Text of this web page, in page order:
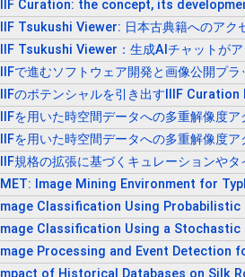
IIIF Curation: the concept, its
IIIF Tsukushi Viewer: 日本古典籍へのア
IIIF Tsukushi Viewer：生成AIチャットが
IIIFで進むソフトウェア開発と画像公開プ
IIIFのポテンシャルを引き出すIIIF
IIIFを用いた時空間データへの多重解像度
IIIFを用いた時空間データへの多重解像度
IIIF規格の拡張に基づくキュレーションや
IMET: Image Mining Environment for
Image Classification Using
Image Classification Using a
Image Processing and Event Detection
Impact of Historical Databases on Silk